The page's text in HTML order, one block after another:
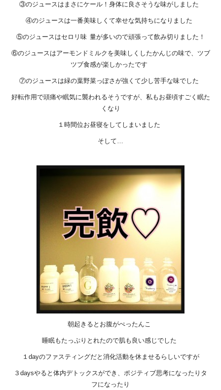
③のジュースはまさにケール！身体に良さそうな味がしました
④のジュースは一番美味しくて幸せな気持ちになりました
⑤のジュースはセロリ味 量が多いので頑張って飲み切りました！
⑥のジュースはアーモンドミルクを美味しくしたかんじの味で、ツブ
ツブ食感が楽しかったです
⑦のジュースは緑の葉野菜っぽさが強くて少し苦手な味でした
好転作用で頭痛や眠気に襲われるそうですが、私もお昼頃すごく眠た
くなり
１時間位お昼寝をしてしまいました
そして…
朝起きるとお腹がぺったんこ
睡眠もたっぷりとれたので肌も良い感じでした
１dayのファスティングだと消化活動を休ませるらしいですが
３daysやると体内デトックスができ、ポジティブ思考になったりタ
フになったり